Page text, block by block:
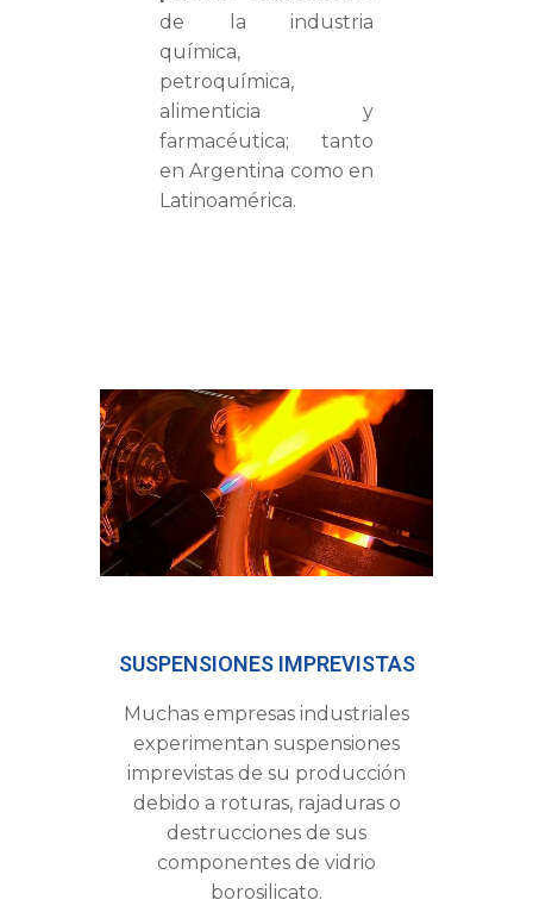
de la industria
química,
petroquímica,
alimenticia y
farmacéutica; tanto
en Argentina como en
Latinoamérica.
SUSPENSIONES IMPREVISTAS
Muchas empresas industriales
experimentan suspensiones
imprevistas de su producción
debido a roturas, rajaduras o
destrucciones de sus
componentes de vidrio
borosilicato.